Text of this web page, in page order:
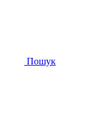
Пошук